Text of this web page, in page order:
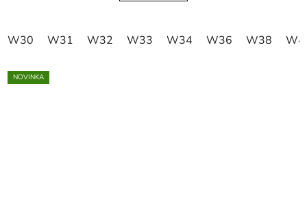
W30 W31 W32 W33 W34 W36 W38
NOVINKA